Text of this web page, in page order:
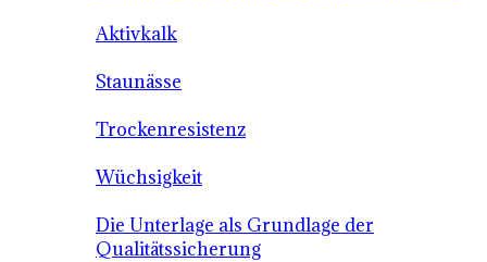
Aktivkalk
Staunässe
Trockenresistenz
Wüchsigkeit
Die Unterlage als Grundlage der
Qualitätssicherung